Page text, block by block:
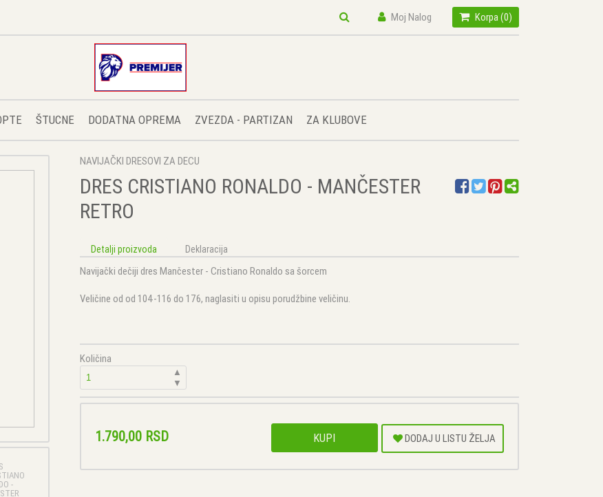
Moj Nalog Korpa (0)
ŠTUCNE DODATNA OPREMA ZVEZDA - PARTIZAN ZA KLUBOVE
NAVIJAČKI DRESOVI ZA DECU
DRES CRISTIANO RONALDO - MANČESTER
RETRO
Detalji proizvoda Deklaracija
Navijački dečiji dres Mančester - Cristiano Ronaldo sa šorcem
Veličine od od 104-116 do 176, naglasiti u opisu porudžbine veličinu.
Količina
▲
▼
1.790,00 RSD KUPI DODAJ U LISTU ŽELJA